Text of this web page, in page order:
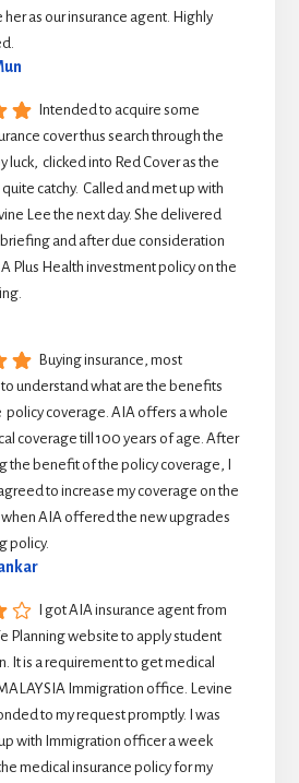
her as our insurance agent. Highly
Intended to acquire some
cover thus search through the
luck,  clicked into Red Cover as the
catchy.  Called and met up with
Lee the next day. She delivered
and after due consideration
Plus Health investment policy on the
Buying insurance, most
understand what are the benefits
policy coverage. AIA offers a whole
coverage till 100 years of age. After
the benefit of the policy coverage, I
to increase my coverage on the
AIA offered the new upgrades
policy.
I got AIA insurance agent from
Planning website to apply student
It is a requirement to get medical
Immigration office. Levine
to my request promptly. I was
with Immigration officer a week
medical insurance policy for my